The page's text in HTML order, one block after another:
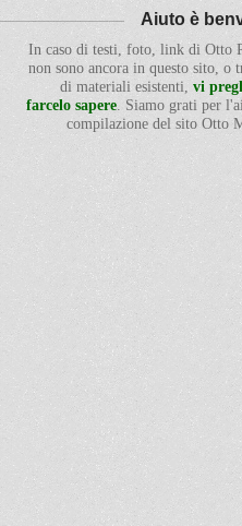
Aiuto è
In caso di testi, foto, link di Otto
non sono ancora in questo sito, o
di materiali esistenti, vi
farcelo sapere. Siamo grati per
compilazione del sito Otto